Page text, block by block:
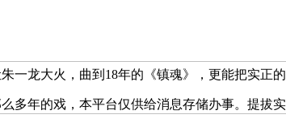
一龙大火，曲到18年的《镇魂》，更能把实正
年的戏，本平台仅供给消息存储办事。提拔实